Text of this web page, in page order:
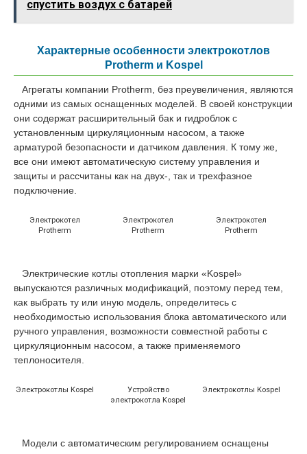
спустить воздух с батарей
Характерные особенности электрокотлов
Protherm и Kospel
Агрегаты компании Protherm, без преувеличения, являются
одними из самых оснащенных моделей. В своей конструкции
они содержат расширительный бак и гидроблок с
установленным циркуляционным насосом, а также
арматурой безопасности и датчиком давления. К тому же,
все они имеют автоматическую систему управления и
защиты и рассчитаны как на двух-, так и трехфазное
подключение.
Электрокотел
Protherm
Электрокотел
Protherm
Электрокотел
Protherm
Электрические котлы отопления марки «Kospel»
выпускаются различных модификаций, поэтому перед тем,
как выбрать ту или иную модель, определитесь с
необходимостью использования блока автоматического или
ручного управления, возможности совместной работы с
циркуляционным насосом, а также применяемого
теплоносителя.
Электрокотлы Kospel
Устройство
электрокотла Kospel
Электрокотлы Kospel
Модели с автоматическим регулированием оснащены